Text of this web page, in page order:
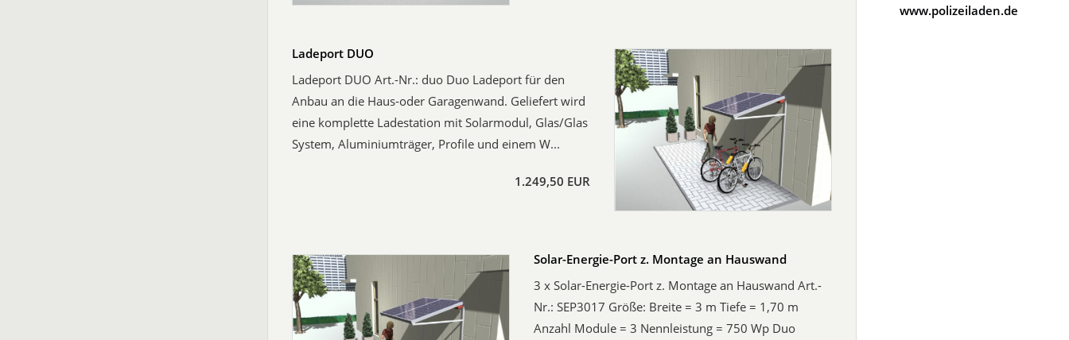
Ladeport DUO
Ladeport DUO Art.-Nr.: duo Duo Ladeport für den
Anbau an die Haus-oder Garagenwand. Geliefert wird
eine komplette Ladestation mit Solarmodul, Glas/Glas
System, Aluminiumträger, Profile und einem W...
1.249,50 EUR
Solar-Energie-Port z. Montage an Hauswand
3 x Solar-Energie-Port z. Montage an Hauswand Art.-
Nr.: SEP3017 Größe: Breite = 3 m Tiefe = 1,70 m
Anzahl Module = 3 Nennleistung = 750 Wp Duo
www.polizeiladen.de